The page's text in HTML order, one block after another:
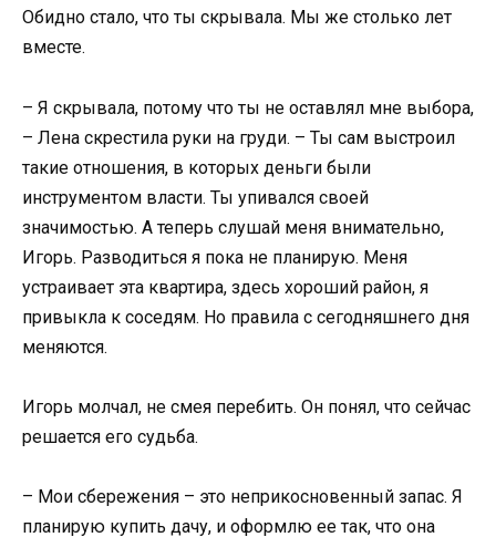
Обидно стало, что ты скрывала. Мы же столько лет
вместе.
– Я скрывала, потому что ты не оставлял мне выбора,
– Лена скрестила руки на груди. – Ты сам выстроил
такие отношения, в которых деньги были
инструментом власти. Ты упивался своей
значимостью. А теперь слушай меня внимательно,
Игорь. Разводиться я пока не планирую. Меня
устраивает эта квартира, здесь хороший район, я
привыкла к соседям. Но правила с сегодняшнего дня
меняются.
Игорь молчал, не смея перебить. Он понял, что сейчас
решается его судьба.
– Мои сбережения – это неприкосновенный запас. Я
планирую купить дачу, и оформлю ее так, что она